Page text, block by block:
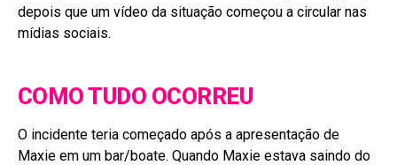
depois que um vídeo da situação começou a circular nas
mídias sociais.
COMO TUDO OCORREU
O incidente teria começado após a apresentação de
Maxie em um bar/boate. Quando Maxie estava saindo do